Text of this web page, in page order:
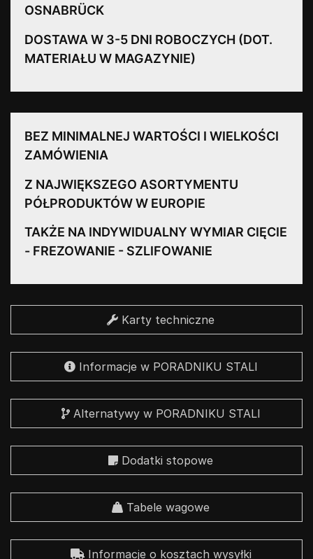
OSNABRÜCK
DOSTAWA W 3-5 DNI ROBOCZYCH (DOT.
MATERIAŁU W MAGAZYNIE)
BEZ MINIMALNEJ WARTOŚCI I WIELKOŚCI
ZAMÓWIENIA
Z NAJWIĘKSZEGO ASORTYMENTU
PÓŁPRODUKTÓW W EUROPIE
TAKŻE NA INDYWIDUALNY WYMIAR CIĘCIE
- FREZOWANIE - SZLIFOWANIE
Karty techniczne
Informacje w PORADNIKU STALI
Alternatywy w PORADNIKU STALI
Dodatki stopowe
Tabele wagowe
Informacje o kosztach wysyłki